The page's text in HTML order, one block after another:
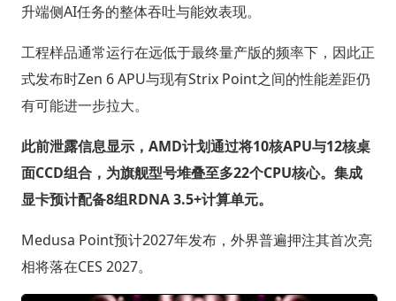
升端侧AI任务的整体吞吐与能效表现。
工程样品通常运行在远低于最终量产版的频率下，因此正
式发布时Zen 6 APU与现有Strix Point之间的性能差距仍
有可能进一步拉大。
此前泄露信息显示，AMD计划通过将10核APU与12核桌
面CCD组合，为旗舰型号堆叠至多22个CPU核心。集成
显卡预计配备8组RDNA 3.5+计算单元。
Medusa Point预计2027年发布，外界普遍押注其首次亮
相将落在CES 2027。